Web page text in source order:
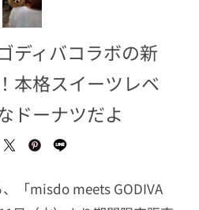
ディバコラボの新
本格スイーツレベ
ドーナツだよ
「misdo meets GODIVA